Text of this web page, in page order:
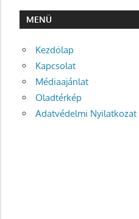
MENÜ
Kezdőlap
Kapcsolat
Médiaajánlat
Oladtérkép
Adatvédelmi Nyilatkozat